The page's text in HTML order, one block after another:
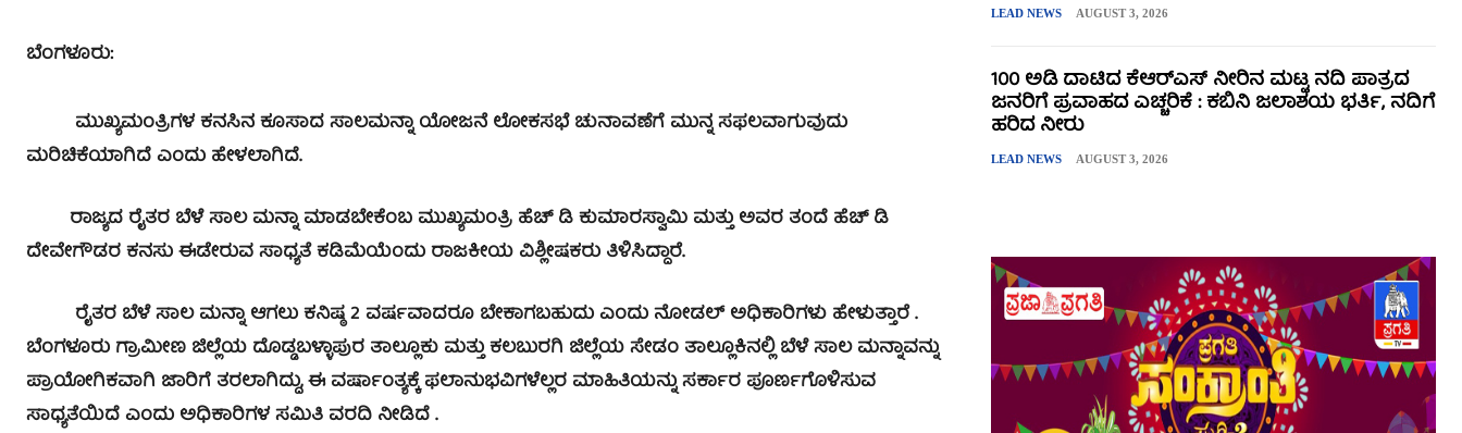
ಬೆಂಗಳೂರು:
ಮುಖ್ಯಮಂತ್ರಿಗಳ ಕನಸಿನ ಕೂಸಾದ ಸಾಲಮನ್ನಾ ಯೋಜನೆ ಲೋಕಸಭೆ ಚುನಾವಣೆಗೆ ಮುನ್ನ ಸಫಲವಾಗುವುದು
ಮರಿಚಿಕೆಯಾಗಿದೆ ಎಂದು ಹೇಳಲಾಗಿದೆ.
ರಾಜ್ಯದ ರೈತರ ಬೆಳೆ ಸಾಲ ಮನ್ನಾ ಮಾಡಬೇಕೆಂಬ ಮುಖ್ಯಮಂತ್ರಿ ಹೆಚ್ ಡಿ ಕುಮಾರಸ್ವಾಮಿ ಮತ್ತು ಅವರ ತಂದೆ ಹೆಚ್ ಡಿ
ದೇವೇಗೌಡರ ಕನಸು ಈಡೇರುವ ಸಾಧ್ಯತೆ ಕಡಿಮೆಯೆಂದು ರಾಜಕೀಯ ವಿಶ್ಲೀಷಕರು ತಿಳಿಸಿದ್ದಾರೆ.
ರೈತರ ಬೆಳೆ ಸಾಲ ಮನ್ನಾ ಆಗಲು ಕನಿಷ್ಠ 2 ವರ್ಷವಾದರೂ ಬೇಕಾಗಬಹುದು ಎಂದು ನೋಡಲ್ ಅಧಿಕಾರಿಗಳು ಹೇಳುತ್ತಾರೆ .
ಬೆಂಗಳೂರು ಗ್ರಾಮೀಣ ಜಿಲ್ಲೆಯ ದೊಡ್ಡಬಳ್ಳಾಪುರ ತಾಲ್ಲೂಕು ಮತ್ತು ಕಲಬುರಗಿ ಜಿಲ್ಲೆಯ ಸೇಡಂ ತಾಲ್ಲೂಕಿನಲ್ಲಿ ಬೆಳೆ ಸಾಲ ಮನ್ನಾವನ್ನು
ಪ್ರಾಯೋಗಿಕವಾಗಿ ಜಾರಿಗೆ ತರಲಾಗಿದ್ದು, ಈ ವರ್ಷಾಂತ್ಯಕ್ಕೆ ಫಲಾನುಭವಿಗಳೆಲ್ಲರ ಮಾಹಿತಿಯನ್ನು ಸರ್ಕಾರ ಪೂರ್ಣಗೊಳಿಸುವ
ಸಾಧ್ಯತೆಯಿದೆ ಎಂದು ಅಧಿಕಾರಿಗಳ ಸಮಿತಿ ವರದಿ ನೀಡಿದೆ .
LEAD NEWS AUGUST 3, 2026
100 ಅಡಿ ದಾಟಿದ ಕೆಆರ್‌ಎಸ್ ನೀರಿನ ಮಟ್ಟ ನದಿ ಪಾತ್ರದ
ಜನರಿಗೆ ಪ್ರವಾಹದ ಎಚ್ಚರಿಕೆ : ಕಬಿನಿ ಜಲಾಶಯ ಭರ್ತಿ, ನದಿಗೆ
ಹರಿದ ನೀರು
LEAD NEWS AUGUST 3, 2026